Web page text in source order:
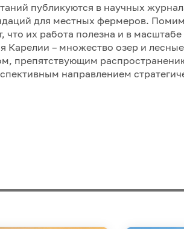
публикуются в научных
для местных фермеров.
что их работа полезна и в
Карелии – множество озер и
препятствующим
направлением